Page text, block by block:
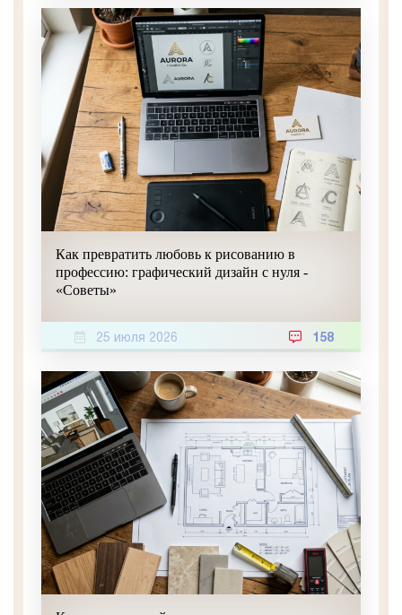
Как превратить любовь к рисованию в
профессию: графический дизайн с нуля -
«Советы»
25 июля 2026 158